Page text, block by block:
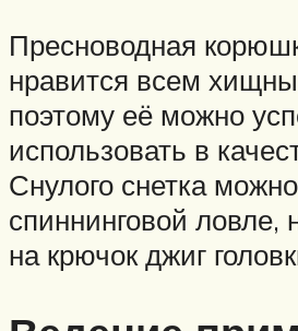
Пресноводная
нравится всем
поэтому её можно
использовать в
Снулого снетка
спиннинговой ловле,
на крючок джиг